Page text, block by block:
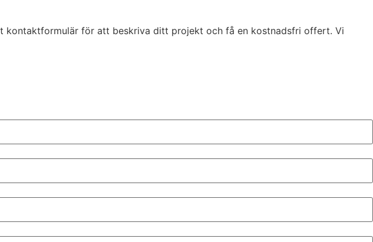
kontaktformulär för att beskriva ditt projekt och få en kostnadsfri offert. Vi